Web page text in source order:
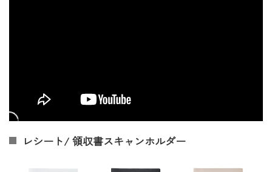
レシート/ 領収書スキャンホルダー